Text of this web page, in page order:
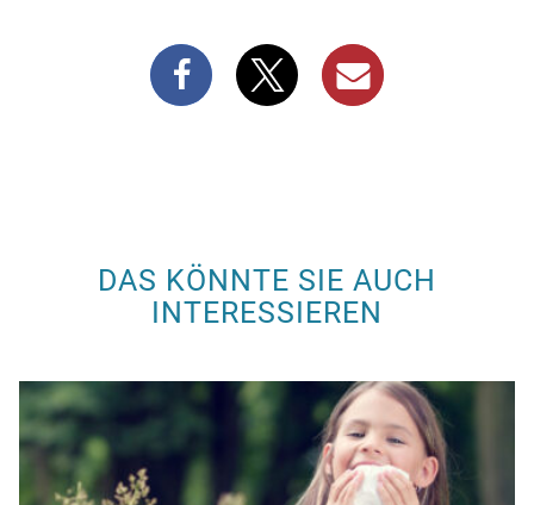
DAS KÖNNTE SIE AUCH
INTERESSIEREN